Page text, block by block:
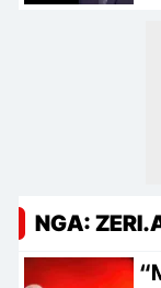
NGA: